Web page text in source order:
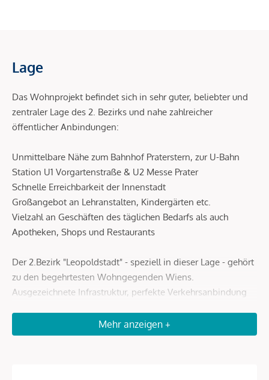
Lage
Das Wohnprojekt befindet sich in sehr guter, beliebter und
zentraler Lage des 2. Bezirks und nahe zahlreicher
öffentlicher Anbindungen:
Unmittelbare Nähe zum Bahnhof Praterstern, zur U-Bahn
Station U1 Vorgartenstraße & U2 Messe Prater
Schnelle Erreichbarkeit der Innenstadt
Großangebot an Lehranstalten, Kindergärten etc.
Vielzahl an Geschäften des täglichen Bedarfs als auch
Apotheken, Shops und Restaurants
Der 2.Bezirk "Leopoldstadt" - speziell in dieser Lage - gehört
zu den begehrtesten Wohngegenden Wiens.
Ausgezeichnete Infrastruktur, perfekte Verkehrsanbindung
Gastronomieangebote, Designerboutiquen sowie trendige
Lokale und Geschäfte laden zum Flanieren und Shoppen
Mehr anzeigen +